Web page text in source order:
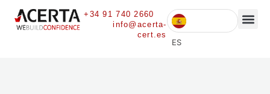
ES
+34 91 740 2660
info@acerta-
cert.es